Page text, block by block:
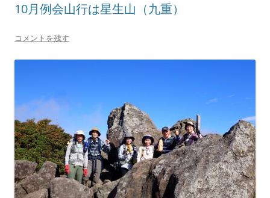
10月例会山行は星生山（九重）
コメントを残す